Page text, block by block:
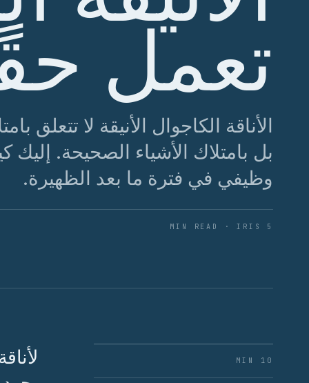
تعمل
الأناقة الكاجوال الأنيقة لا تتعلق
بل بامتلاك الأشياء الصحيحة. إليك
وظيفي في فترة ما بعد الظهيرة.
5 MIN READ · IRIS
10 MIN